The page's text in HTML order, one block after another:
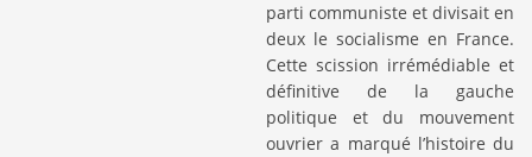
parti communiste et divisait en
deux le socialisme en France.
Cette scission irrémédiable et
définitive de la gauche
politique et du mouvement
ouvrier a marqué l’histoire du